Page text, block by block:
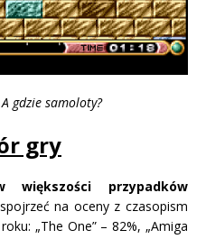
gdzie samoloty?
gry
przypadków
na oceny z czasopism
„The One” – 82%, „Amiga